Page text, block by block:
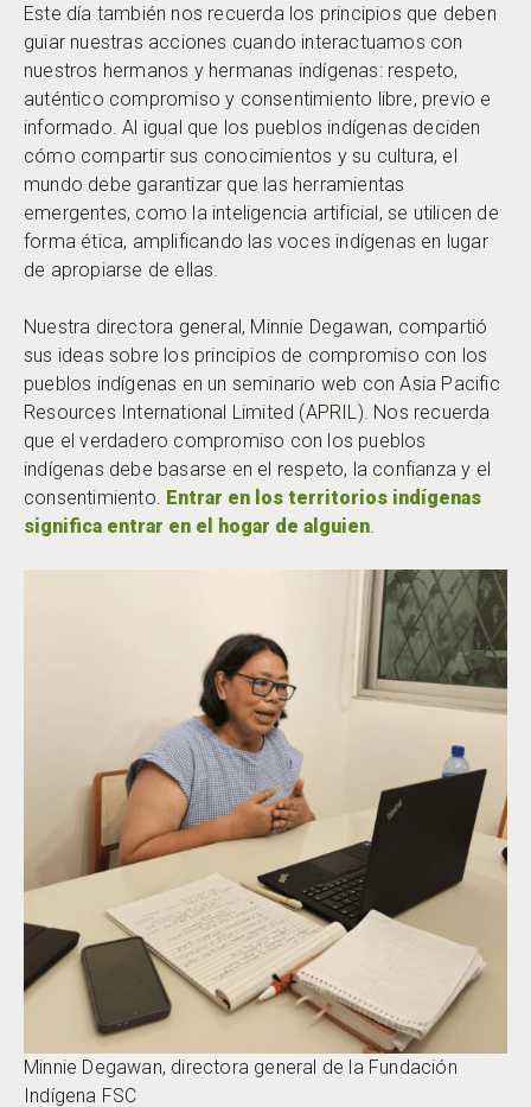
Este día también nos recuerda los principios que deben
guiar nuestras acciones cuando interactuamos con
nuestros hermanos y hermanas indígenas: respeto,
auténtico compromiso y consentimiento libre, previo e
informado. Al igual que los pueblos indígenas deciden
cómo compartir sus conocimientos y su cultura, el
mundo debe garantizar que las herramientas
emergentes, como la inteligencia artificial, se utilicen de
forma ética, amplificando las voces indígenas en lugar
de apropiarse de ellas.
Nuestra directora general, Minnie Degawan, compartió
sus ideas sobre los principios de compromiso con los
pueblos indígenas en un seminario web con Asia Pacific
Resources International Limited (APRIL). Nos recuerda
que el verdadero compromiso con los pueblos
indígenas debe basarse en el respeto, la confianza y el
consentimiento. Entrar en los territorios indígenas
significa entrar en el hogar de alguien
Minnie Degawan, directora general de la Fundación
Indígena FSC